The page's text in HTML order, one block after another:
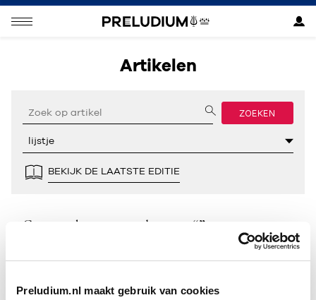
Preludium.nl maakt gebruik van cookies
Artikelen
ZOEKEN
BEKIJK DE LAATSTE EDITIE
Geen resultaten gevonden voor “”.